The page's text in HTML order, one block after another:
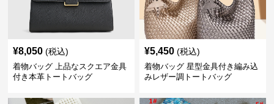
¥8,050 (税込)
着物バッグ 上品なスクエア金具
付き本革トートバッグ
¥5,450 (税込)
着物バッグ 星型金具付き編み込
みレザー調トートバッグ